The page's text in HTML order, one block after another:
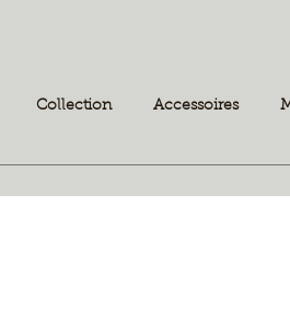
Collection Accessoires